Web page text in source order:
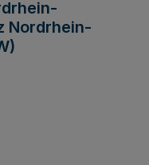
Nordrhein-